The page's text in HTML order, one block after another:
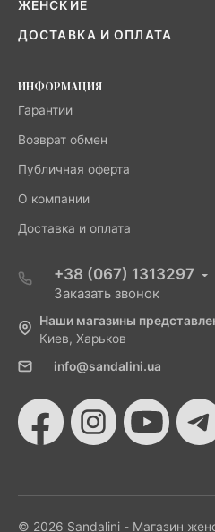
ЖЕНСКИЕ
ДОСТАВКА И ОПЛАТА
ИНФОРМАЦИЯ
Гарантии
Возврат обмен
Публичная оферта
О компании
Доставка и оплата
+38 (067) 1313297
Заказать звонок
Наши магазины
Киев, Харьков
info@sandalini.ua
© 2026 Sandalini - Магазин